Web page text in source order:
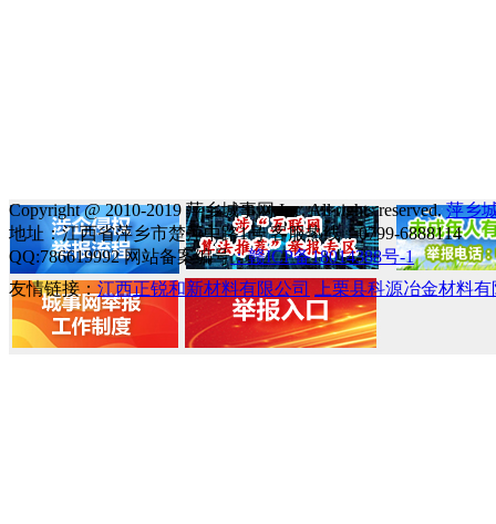
Copyright @ 2010-2019 萍乡城事网 Inc. All rights reserved.萍乡
地址：江西省萍乡市楚萍中路1号 客服热线：0799-6888114
QQ:786619992 网站备案编号：赣ICP备18014388号-1
友情链接： 江西正锐和新材料有限公司 上栗县科源冶金材料